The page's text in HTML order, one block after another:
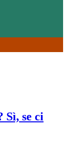
Sì, se ci